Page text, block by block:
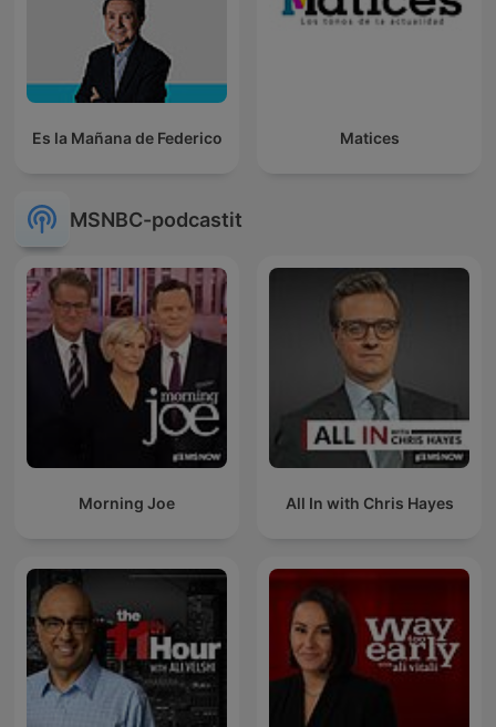
Es la Mañana de Federico Matices
MSNBC-podcastit
Morning Joe All In with Chris Hayes